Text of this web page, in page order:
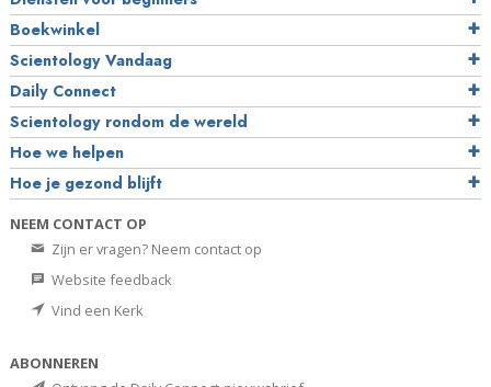
Boekwinkel
Scientology Vandaag
Daily Connect
Scientology rondom de wereld
Hoe we helpen
Hoe je gezond blijft
NEEM CONTACT OP
Zijn er vragen? Neem contact op
Website feedback
Vind een Kerk
ABONNEREN